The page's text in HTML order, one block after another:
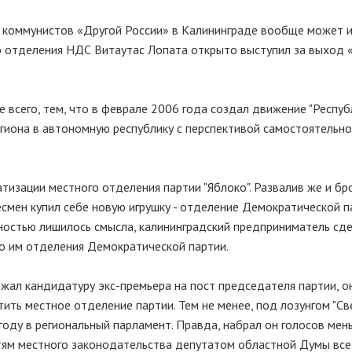
«Другой России» в Калининграде вообще может
отделения НДС Витаутас Лопата открыто выступил за выход
тем, что в феврале 2006 года создал движение
в автономную республику с перспективой
местного отделения партии "Яблоко". Развалив же и
купил себе новую игрушку - отделение Демократической
лишилось смысла, калининградский предприниматель
им отделения Демократической партии.
кандидатуру экс-премьера на пост председателя партии,
местное отделение партии. Тем не менее, под лозунгом
в региональный парламент. Правда, набрал он голосов
местного законодательства депутатом областной Думы